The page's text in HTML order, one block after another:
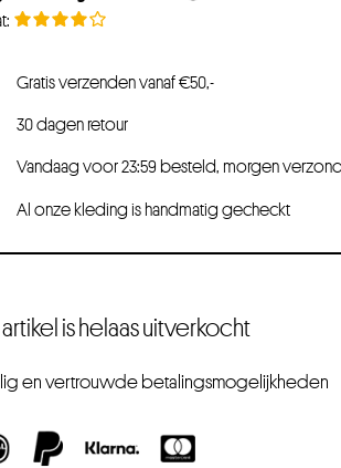
Gratis verzenden vanaf €50,-
30 dagen retour
Vandaag voor 23:59 besteld, morgen
Al onze kleding is handmatig gecheckt
artikel is helaas uitverkocht
en vertrouwde betalingsmogelijkheden